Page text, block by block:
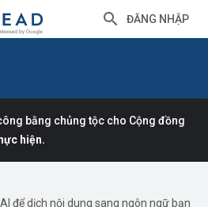
ĐĂNG NHẬP
bằng chủng tộc cho Cộng đồng
hiện.
để dịch nội dung sang ngôn ngữ bạn